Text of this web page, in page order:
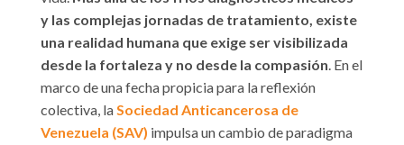
y las complejas jornadas de tratamiento, existe
una realidad humana que exige ser visibilizada
desde la fortaleza y no desde la compasión. En el
marco de una fecha propicia para la reflexión
colectiva, laSociedad Anticancerosa de
Venezuela (SAV) impulsa un cambio de paradigma